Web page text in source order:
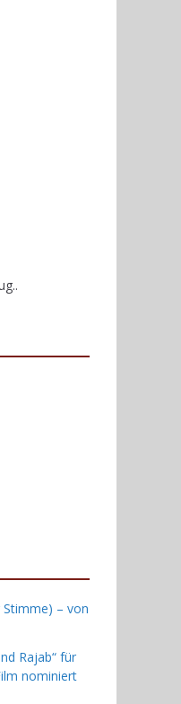
– von
Rajab“ für
nominiert